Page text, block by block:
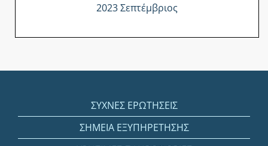
2023 Σεπτέμβριος
ΣΥΧΝΕΣ ΕΡΩΤΗΣΕΙΣ
ΣΗΜΕΙΑ ΕΞΥΠΗΡΕΤΗΣΗΣ